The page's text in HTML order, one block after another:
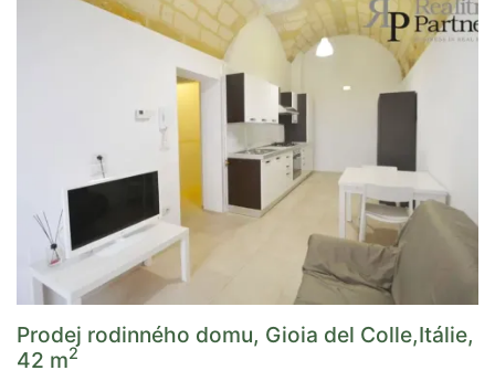
Prodej rodinného domu, Gioia del Colle,Itálie,
42 m2